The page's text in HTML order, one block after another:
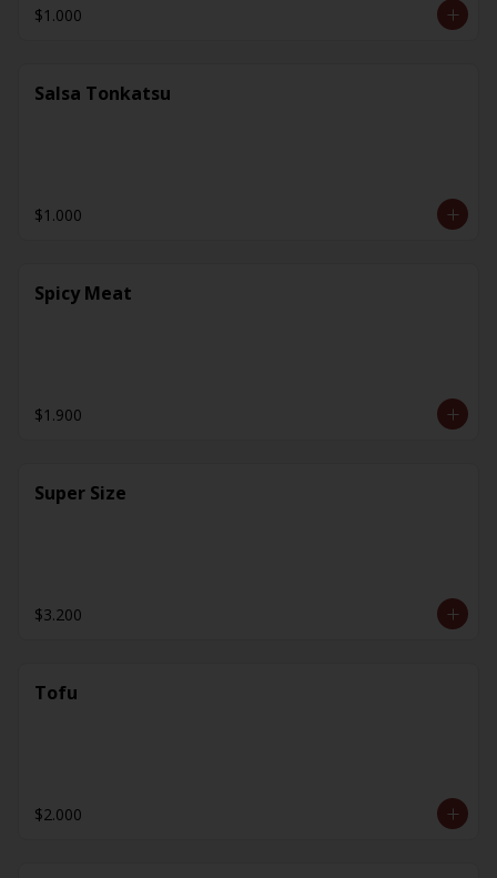
$1.000
Salsa Tonkatsu
$1.000
Spicy Meat
$1.900
Super Size
$3.200
Tofu
$2.000